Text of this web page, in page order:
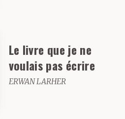
Le livre que je ne
voulais pas écrire
ERWAN LARHER